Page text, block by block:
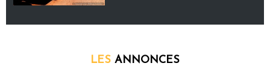
LES ANNONCES